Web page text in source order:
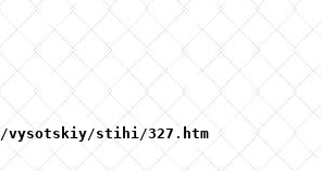
/vysotskiy/stihi /327 . htm